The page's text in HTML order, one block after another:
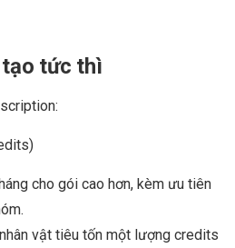
tạo tức thì
cho gói cao hơn, kèm ưu tiên
vật tiêu tốn một lượng credits